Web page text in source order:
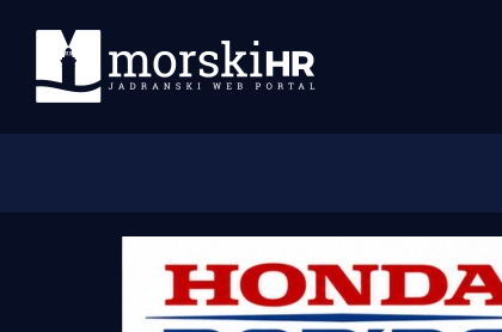
Morski plus